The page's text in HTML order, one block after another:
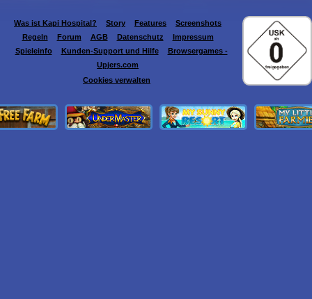
Was ist Kapi Hospital? Story Features
Screenshots
Regeln
Forum AGB Datenschutz
Impressum
Spieleinfo
Kunden-Support und Hilfe
Browsergames -
Upjers.com
Cookies verwalten